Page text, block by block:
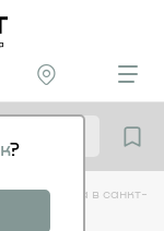
?
дни дизайна в санкт-